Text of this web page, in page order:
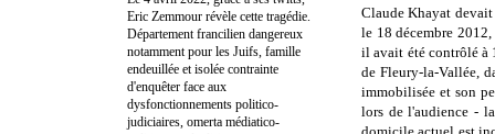
ClaudeKhayat
le 18 décembre
il avait été contrôlé à
de Fleury-la-Vallée,
immobilisée et son
lors de l'audience -
Eric Zemmour révèle cette tragédie.
Département francilien dangereux
notamment pour les Juifs, famille
endeuillée et isolée contrainte
d'enquêter face aux
dysfonctionnements politico-
judiciaires, omerta médiatico-